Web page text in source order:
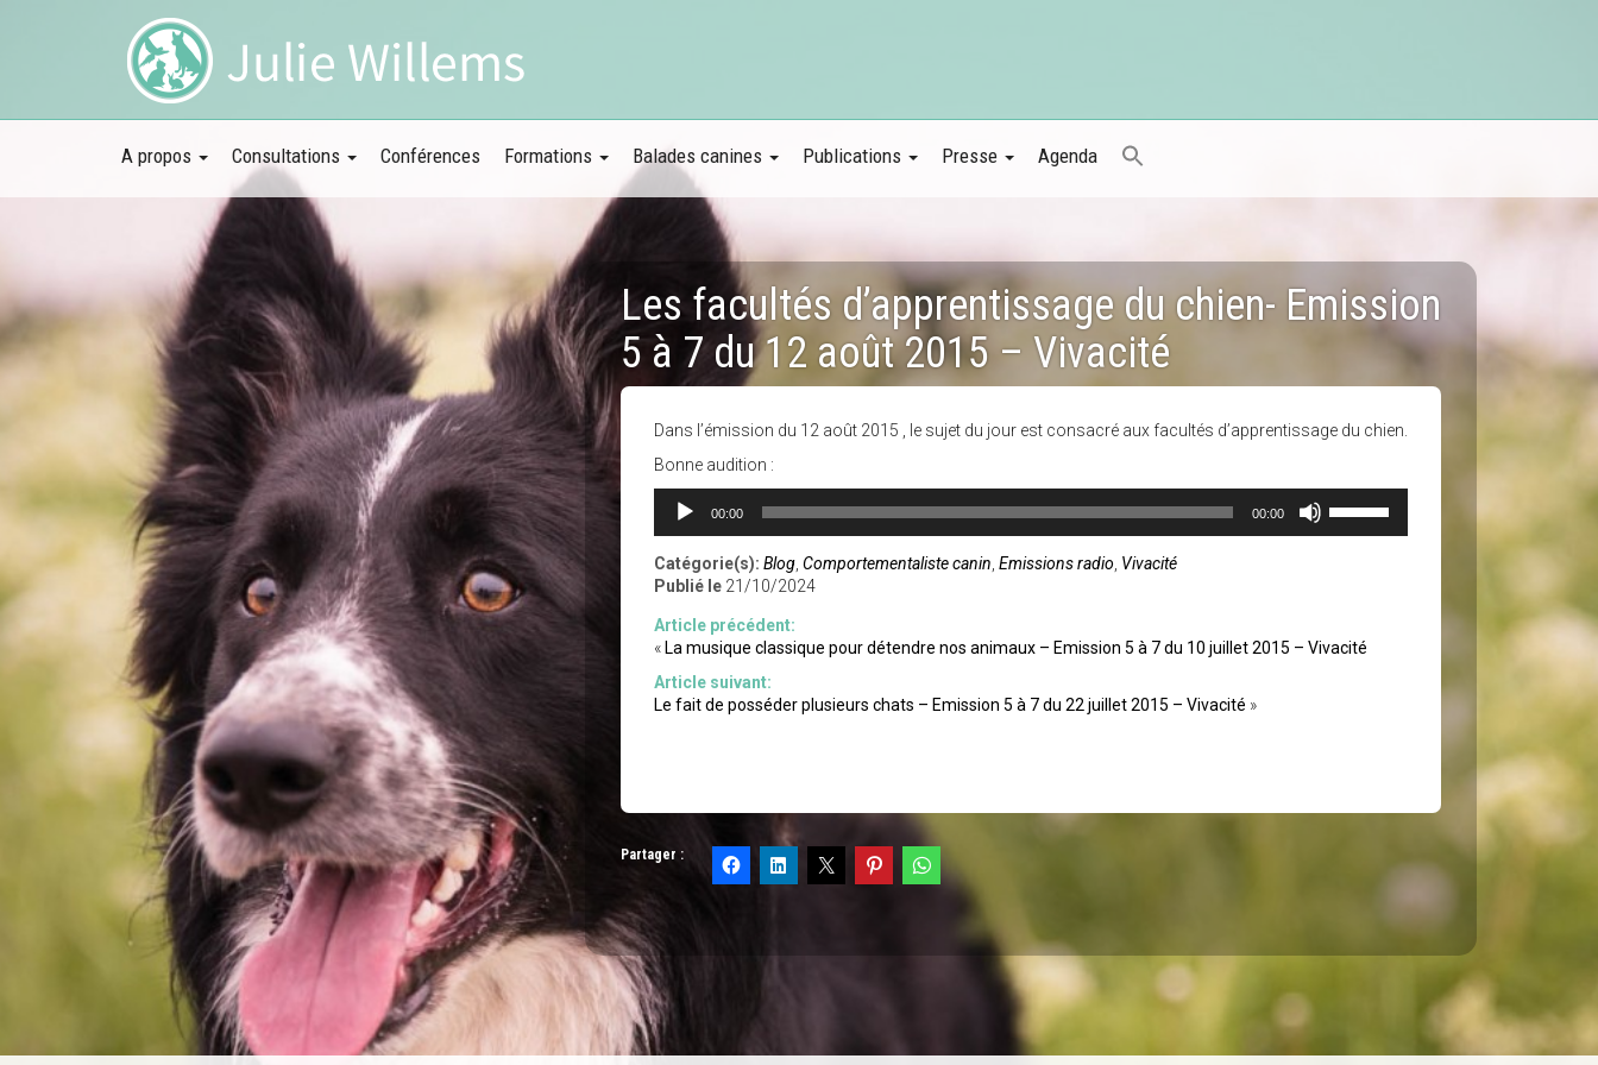
A propos Consultations Conférences Formations Balades canines Publications Presse Agenda
Les facultés d’apprentissage du chien- Emission
5 à 7 du 12 août 2015 – Vivacité
Dans l’émission du 12 août 2015 , le sujet du jour est consacré aux facultés d’apprentissage du chien.
Bonne audition :
Lecteur
audio
00:00 00:00
les
flèches
diminuer
Catégorie(s): Blog Comportementaliste canin Emissions radio Vivacité
Publié le 21/10/2024
Article précédent:
«La musique classique pour détendre nos animaux – Emission 5 à 7 du 10 juillet 2015 – Vivacité
Article suivant:
Le fait de posséder plusieurs chats – Emission 5 à 7 du 22 juillet 2015 – Vivacité »
Partager :